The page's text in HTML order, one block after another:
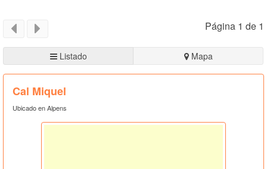
Página 1 de 1
Listado Mapa
Cal Miquel
Ubicado en Alpens